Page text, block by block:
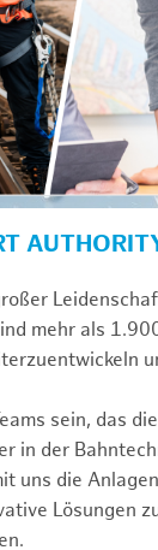
mehr als
sein, das
in der
uns die
Lösungen